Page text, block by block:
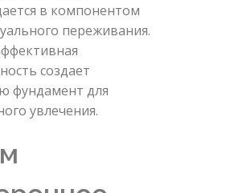
в компонентом
переживания.
создает
фундамент для
увлечения.